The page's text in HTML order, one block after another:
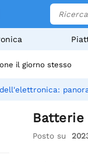
il giorno stesso
Posto su